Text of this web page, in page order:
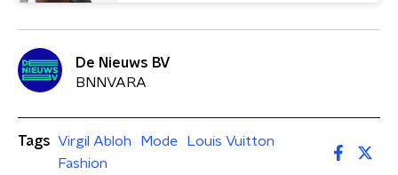
De Nieuws BV
BNNVARA
Tags Virgil Abloh Mode
Louis Vuitton
Fashion